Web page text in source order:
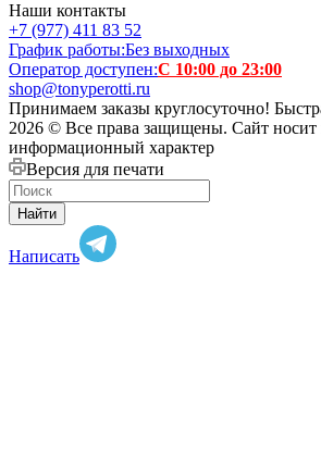
Наши контакты
+7 (977) 411 83 52
График работы:Без выходных
Оператор доступен:С 10:00 до 23:00
shop@tonyperotti.ru
Принимаем заказы круглосуточно!
2026 © Все права защищены. Сайт носит
информационный характер
Версия для печати
Найти
Написать